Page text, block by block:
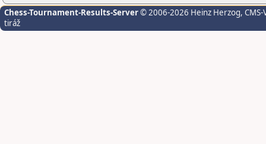
Chess-Tournament-Results-Server© 2006-2026 Heinz Herzog,
tiráž